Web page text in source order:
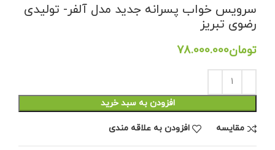
سرویس خواب پسرانه جدید مدل آلفر- تولیدی
رضوی تبریز
تومان
افزودن به سبد خرید
مقايسه افزودن به علاقه مندی